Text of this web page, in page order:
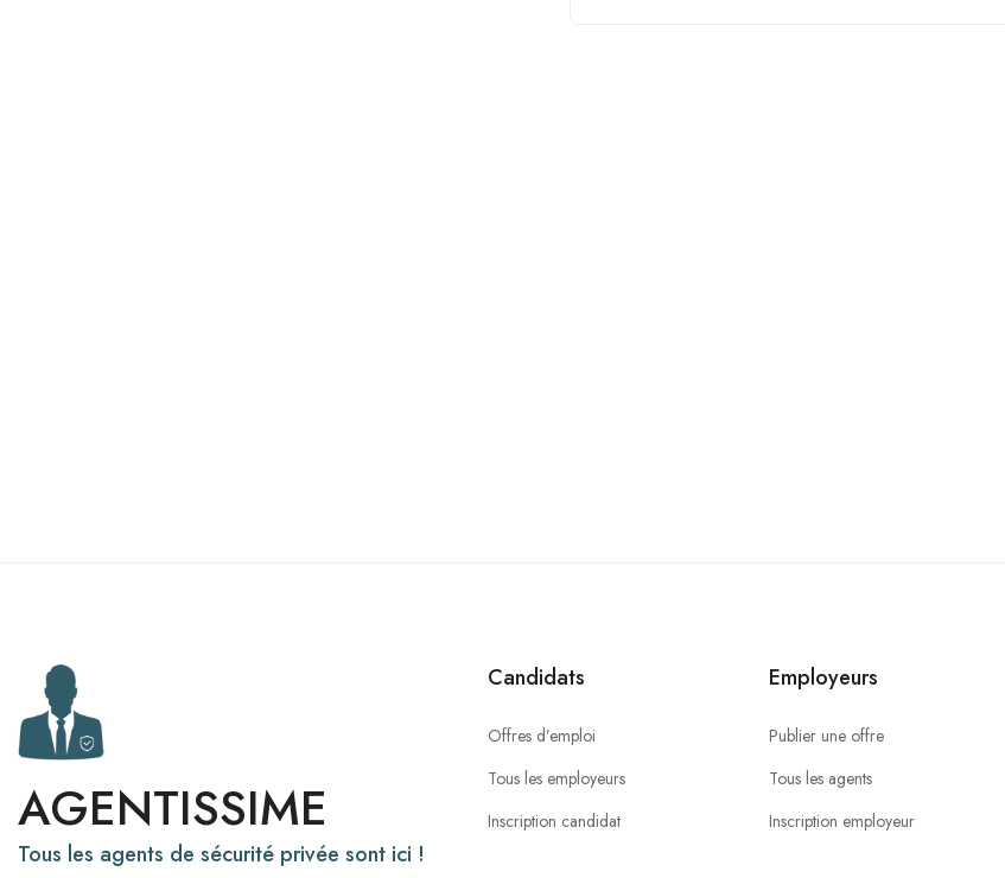
AGENTISSIME
Tous les agents de sécurité privée sont ici !
Candidats
Offres d’emploi
Tous les employeurs
Inscription candidat
Employeurs
Publier une offre
Tous les agents
Inscription employeur